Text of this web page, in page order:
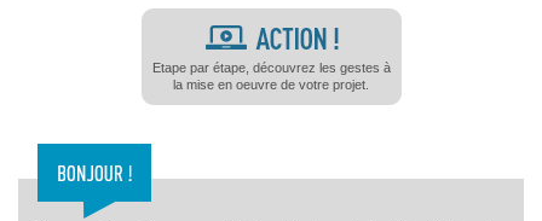
Etape par étape, découvrez les gestes à
la mise en oeuvre de votre projet.